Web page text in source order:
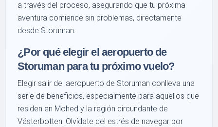
a través del proceso, asegurando que tu próxima
aventura comience sin problemas, directamente
desde Storuman.
¿Por qué elegir el aeropuerto de
Storuman para tu próximo vuelo?
Elegir salir del aeropuerto de Storuman conlleva una
serie de beneficios, especialmente para aquellos que
residen en Mohed y la región circundante de
Västerbotten. Olvídate del estrés de navegar por